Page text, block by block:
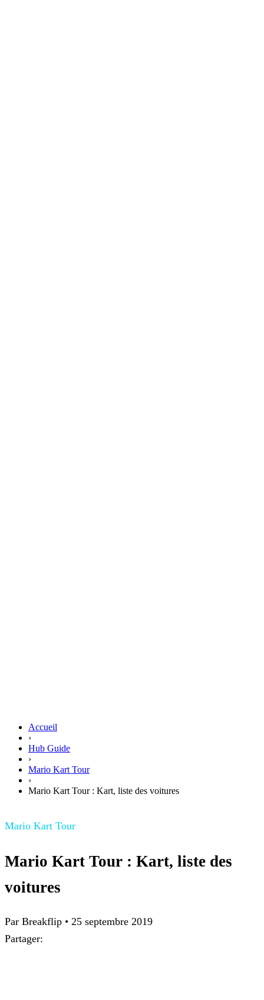
Accueil
›
Hub Guide
›
Mario Kart Tour
›
Mario Kart Tour : Kart, liste des voitures
Mario Kart Tour
Mario Kart Tour : Kart, liste des
voitures
Par Breakflip • 25 septembre 2019
Partager: